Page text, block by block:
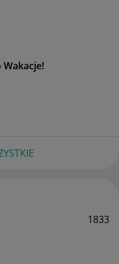
1833